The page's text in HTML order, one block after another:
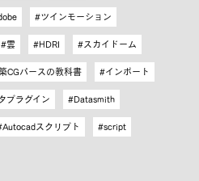
ツインモーション
雲 HDRI スカイドーム
CGパースの教科書 インポート
プラグイン Datasmith
Autocadスクリプト script